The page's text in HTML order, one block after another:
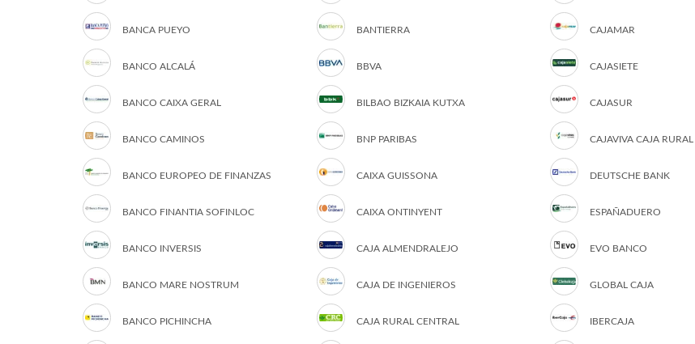
BANCA PUEYO
BANCO ALCALÁ
BANCO CAIXA GERAL
BANCO CAMINOS
BANCO EUROPEO DE FINANZAS
BANCO FINANTIA SOFINLOC
BANCO INVERSIS
BANCO MARE NOSTRUM
BANCO PICHINCHA
BANTIERRA
BBVA
BILBAO BIZKAIA KUTXA
BNP PARIBAS
CAIXA GUISSONA
CAIXA ONTINYENT
CAJA ALMENDRALEJO
CAJA DE INGENIEROS
CAJA RURAL CENTRAL
CAJAMAR
CAJASIETE
CAJASUR
CAJAVIVA CAJA RURAL
DEUTSCHE BANK
ESPAÑADUERO
EVO BANCO
GLOBAL CAJA
IBERCAJA